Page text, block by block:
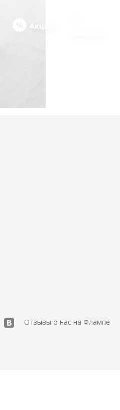
Акции
Отзывы о нас на Флампе